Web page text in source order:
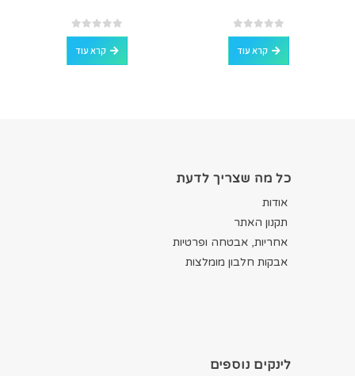
0
out of 5
קרא עוד
0
out of 5
קרא עוד
כל מה שצריך לדעת
אודות
תקנון האתר
אחריות, אבטחה ופרטיות
אבקות חלבון מומלצות
לינקים נוספים